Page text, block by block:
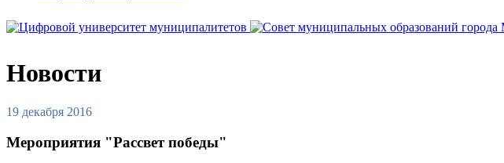
Новости
19 декабря 2016
Мероприятия "Рассвет победы"